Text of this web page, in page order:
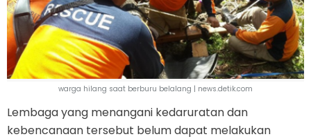
warga hilang saat berburu belalang | news.detik.com
Lembaga yang menangani kedaruratan dan
kebencanaan tersebut belum dapat melakukan